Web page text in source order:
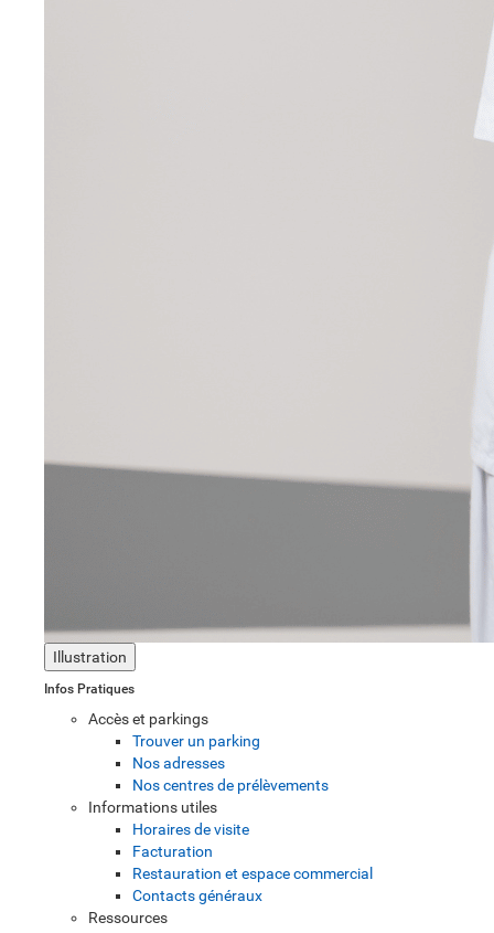
Illustration
Infos Pratiques
Accès et parkings
Trouver un parking
Nos adresses
Nos centres de prélèvements
Informations utiles
Horaires de visite
Facturation
Restauration et espace commercial
Contacts généraux
Ressources